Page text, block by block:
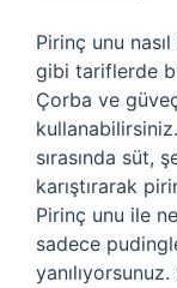
Pirinç unu
gibi tariflerde
Çorba ve
sırasında süt,
karıştırarak
Pirinç unu ile
sadece